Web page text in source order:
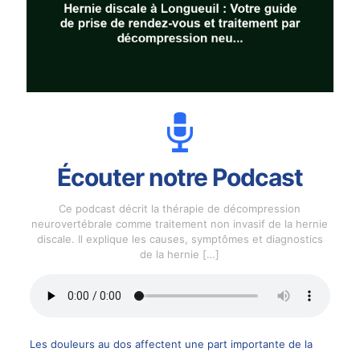
Écouter notre Podcast
Ce podcast décrit la thérapie de décompression
neurovertébrale comme traitement non invasif de la hernie
discale. Il explique les causes, symptômes et diagnostics
de la hernie […]
Les douleurs au dos affectent une part importante de la